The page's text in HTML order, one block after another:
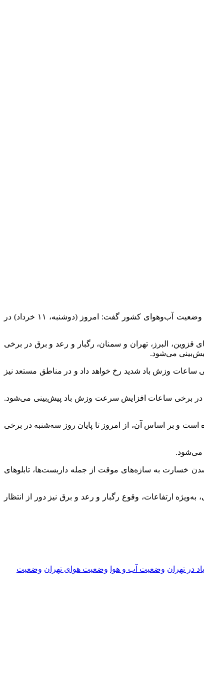
صادق ضیائیان، رئیس مرکز ملی پیش‌بینی و مدیریت بحران مخاطرات وضع هوای سازمان هواشناسی در گفتگو با خبرنگار مهر با تشریح آخرین وضعیت آب‌وهوای کشور گفت: امروز (دوشنبه، ۱۱ خرداد) در
قزوین، البرز، تهران و سمنان، رگبار و رعد و برق در برخی
وزش باد شدید رخ خواهد داد و در مناطق مستعد نیز
تهران امروز (۱۱ خرداد) صاف تا قسمتی ابری خواهد بود و در برخی ساعات افزایش سرعت وزش باد پیش‌بینی می‌شود.
و بر اساس آن، از امروز تا پایان روز سه‌شنبه در برخی
می‌شود.
خسارت به سازه‌های موقت از جمله داربست‌ها، تابلوهای
ارتفاعات، وقوع رگبار و رعد و برق نیز دور از انتظار
در تهران وضعیت آب و هوا وضعیت هوای تهران وضعیت